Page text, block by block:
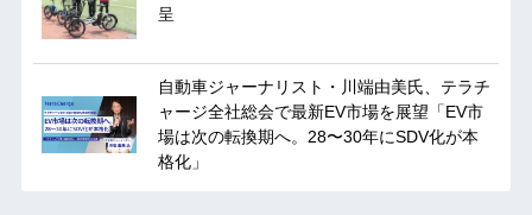
呈
自動車ジャーナリスト・川端由美氏、テラチ
ャージ全社総会で最新EV市場を展望「EV市
場は次の転換期へ。28〜30年にSDV化が本
格化」